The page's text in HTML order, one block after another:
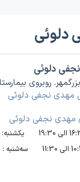
دلوئی
دلوئی
روبروی
مهدی نجفی دلوئی
مهدی نجفی دلوئی
19:30 یکشنبه:
11:30 سه‌شنبه :